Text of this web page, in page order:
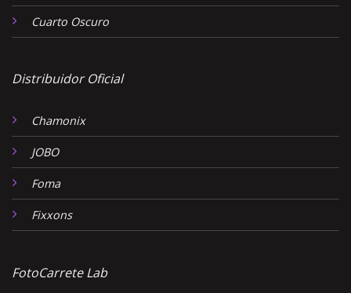
Cuarto Oscuro
Distribuidor Oficial
Chamonix
JOBO
Foma
Fixxons
FotoCarrete Lab